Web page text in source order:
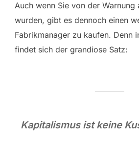
Auch wenn Sie von der Warnung
wurden, gibt es dennoch einen
Fabrikmanager zu kaufen. Denn
findet sich der grandiose Satz:
Kapitalismus ist keine